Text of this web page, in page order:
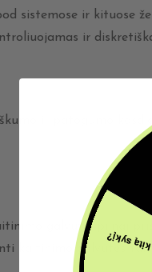
sistemose ir kituose
ir
ir patogumo
galvutei pilnai
kaitinimo galvutės
Gal